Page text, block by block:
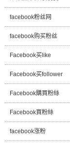
facebook粉丝网
facebook购买粉丝
Facebook买like
Facebook买follower
Facebook購買粉絲
Facebook買粉絲
facebook涨粉